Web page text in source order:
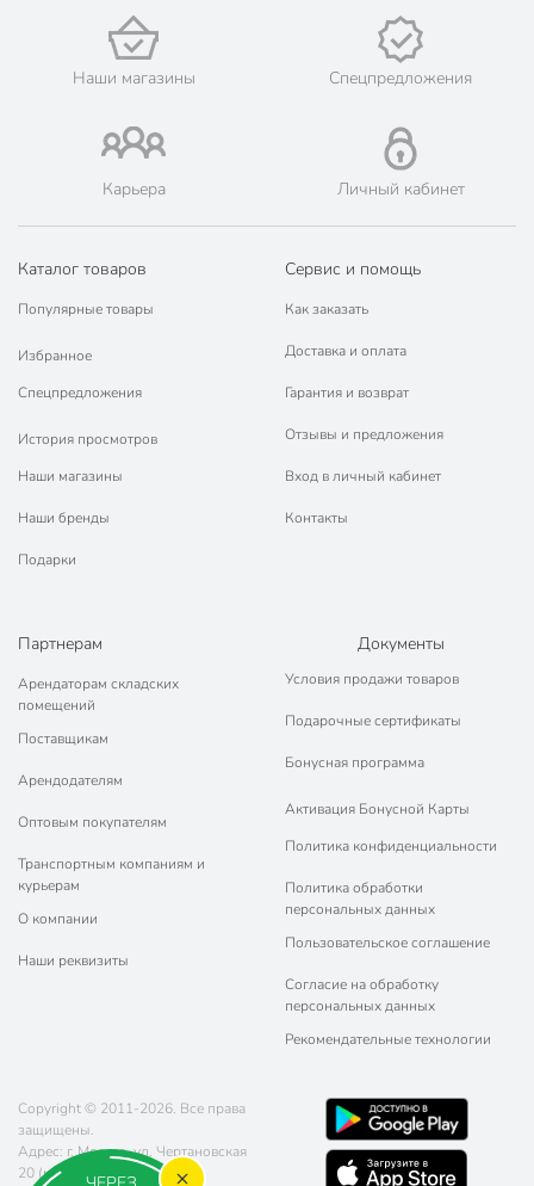
Наши магазины Спецпредложения
Карьера Личный кабинет
Каталог товаров
Популярные товары
Избранное
Спецпредложения
История просмотров
Наши магазины
Наши бренды
Подарки
Сервис и помощь
Как заказать
Доставка и оплата
Гарантия и возврат
Отзывы и предложения
Вход в личный кабинет
Контакты
Партнерам
Арендаторам складских
помещений
Поставщикам
Арендодателям
Оптовым покупателям
Транспортным компаниям и
курьерам
О компании
Наши реквизиты
Документы
Условия продажи товаров
Подарочные сертификаты
Бонусная программа
Активация Бонусной Карты
Политика конфиденциальности
Политика обработки
персональных данных
Пользовательское соглашение
Согласие на обработку
персональных данных
Рекомендательные технологии
Copyright © 2011-2026. Все права
защищены.
Адрес: г. Москва, ул. Чертановская
20 (метро Южная)